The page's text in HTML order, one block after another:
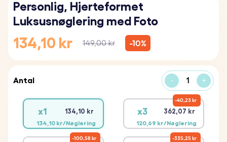
Personlig, Hjerteformet
Luksusnøglering med Foto
134,10 kr 149,00 kr -10%
Antal - +
x1 134,10 kr
134,10 kr/Nøglering
x3 362,07 kr
120,69 kr/Nøglering
40,23 kr
100,58 kr 335,25 kr